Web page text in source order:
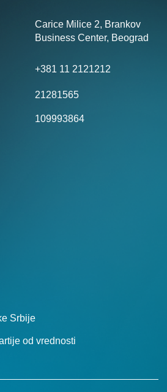
Carice Milice 2, Brankov
Business Center, Beograd
+381 11 2121212
21281565
109993864
Srbije
od vrednosti